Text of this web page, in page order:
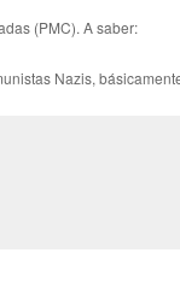
(PMC). A saber:
Nazis,